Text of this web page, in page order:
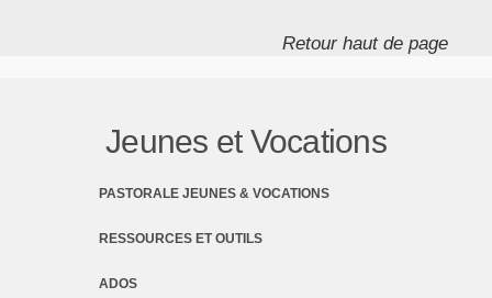
Retour haut de page
Jeunes et Vocations
PASTORALE JEUNES & VOCATIONS
RESSOURCES ET OUTILS
ADOS